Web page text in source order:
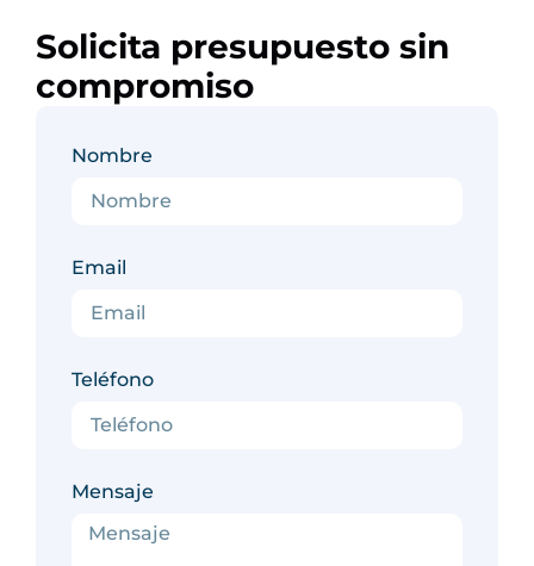
Solicita presupuesto sin
compromiso
Nombre
Email
Teléfono
Mensaje